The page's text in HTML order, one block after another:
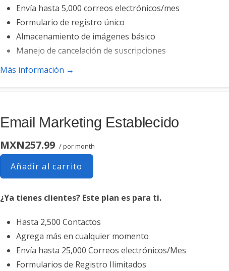
Envía hasta 5,000 correos electrónicos/mes
Formulario de registro único
Almacenamiento de imágenes básico
Manejo de cancelación de suscripciones
Funciona con Facebook, Etsy y más
Más información →
Email Marketing Establecido
MXN257.99 / por month
Añadir al carrito
¿Ya tienes clientes? Este plan es para ti.
Hasta 2,500 Contactos
Agrega más en cualquier momento
Envía hasta 25,000 Correos electrónicos/Mes
Formularios de Registro Ilimitados